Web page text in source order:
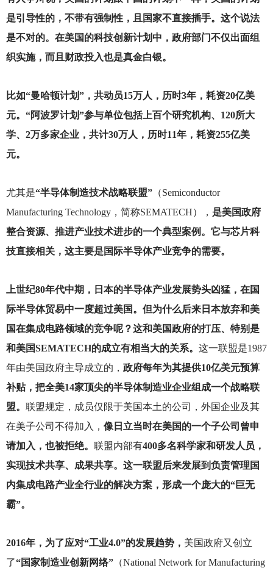
是引导性的，不带有强制性，且国家不直接插手。这个说法
是不对的。在美国的科技创新计划中，政府部门不仅出面组
织实施，而且财政投入也是真金白银。
比如“曼哈顿计划”，共动员15万人，历时3年，耗资20亿美
元。“阿波罗计划”参与单位包括上百个研究机构、120所大
学、2万多家企业，共计30万人，历时11年，耗资255亿美
元。
尤其是“半导体制造技术战略联盟”（Semiconductor
Manufacturing Technology，简称SEMATECH）， 是美国政府
整合资源、推进产业技术进步的一个典型案例。它与芯片科
技直接相关，这主要是国际半导体产业竞争的需要。
上世纪80年代中期，日本的半导体产业发展势头凶猛，在国
际半导体贸易中一度超过美国。但为什么后来日本放弃和美
国在集成电路领域的竞争呢？这和美国政府的打压、特别是
和美国SEMATECH的成立有相当大的关系。 这一联盟是1987
年由美国政府主导成立的， 政府每年为其提供10亿美元预算
补贴，把全美14家顶尖的半导体制造业企业组成一个战略联
盟。 联盟规定，成员仅限于美国本土的公司，外国企业及其
在美子公司不得加入， 像日立当时在美国的一个子公司曾申
请加入，也被拒绝。 联盟内部有400多名科学家和研发人员，
实现技术共享、成果共享。这一联盟后来发展到负责管理国
内集成电路产业全行业的解决方案，形成一个庞大的“巨无
霸”。
2016年，为了应对“工业4.0”的发展趋势， 美国政府又创立
了“国家制造业创新网络”（National Network for Manufacturing